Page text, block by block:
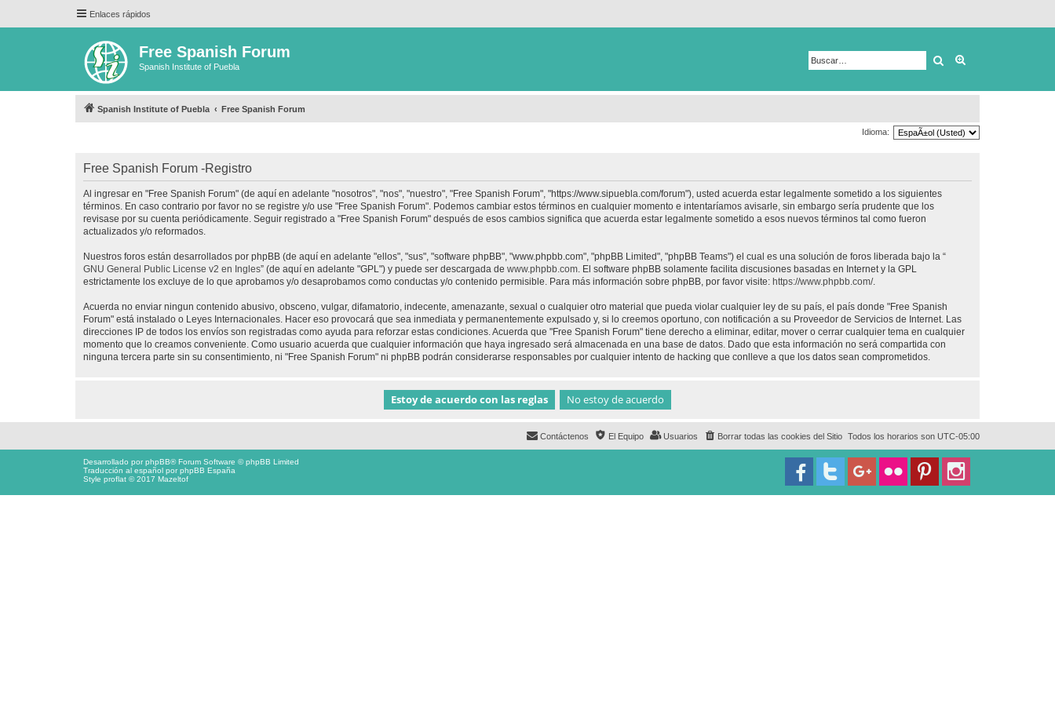
Enlaces rápidos
Free Spanish Forum
Spanish Institute of Puebla Buscar
Spanish Institute of Puebla Free Spanish Forum
Idioma:
Free Spanish Forum -Registro
Al ingresar en "Free Spanish Forum" (de aquí en adelante "nosotros", "nos", "nuestro", "Free Spanish Forum", "https://www.sipuebla.com/forum"), usted acuerda estar legalmente sometido a los siguientes
términos. En caso contrario por favor no se registre y/o use "Free Spanish Forum". Podemos cambiar estos términos en cualquier momento e intentaríamos avisarle, sin embargo sería prudente que los
revisase por su cuenta periódicamente. Seguir registrado a "Free Spanish Forum" después de esos cambios significa que acuerda estar legalmente sometido a esos nuevos términos tal como fueron
actualizados y/o reformados.
Nuestros foros están desarrollados por phpBB (de aquí en adelante "ellos", "sus", "software phpBB", "www.phpbb.com", "phpBB Limited", "phpBB Teams") el cual es una solución de foros liberada bajo la “
GNU General Public License v2 en Ingles” (de aquí en adelante "GPL") y puede ser descargada de www.phpbb.com . El software phpBB solamente facilita discusiones basadas en Internet y la GPL
estrictamente los excluye de lo que aprobamos y/o desaprobamos como conductas y/o contenido permisible. Para más información sobre phpBB, por favor visite: https://www.phpbb.com/.
Acuerda no enviar ningun contenido abusivo, obsceno, vulgar, difamatorio, indecente, amenazante, sexual o cualquier otro material que pueda violar cualquier ley de su país, el país donde "Free Spanish
Forum" está instalado o Leyes Internacionales. Hacer eso provocará que sea inmediata y permanentemente expulsado y, si lo creemos oportuno, con notificación a su Proveedor de Servicios de Internet. Las
direcciones IP de todos los envíos son registradas como ayuda para reforzar estas condiciones. Acuerda que "Free Spanish Forum" tiene derecho a eliminar, editar, mover o cerrar cualquier tema en cualquier
momento que lo creamos conveniente. Como usuario acuerda que cualquier información que haya ingresado será almacenada en una base de datos. Dado que esta información no será compartida con
ninguna tercera parte sin su consentimiento, ni "Free Spanish Forum" ni phpBB podrán considerarse responsables por cualquier intento de hacking que conlleve a que los datos sean comprometidos.
Todos los horarios son UTC-05:00
Borrar todas las cookies del Sitio
Usuarios
El Equipo
Contáctenos
Desarrollado porphpBB® Forum Software © phpBB Limited
Traducción al español porphpBB España
Style proflat © 2017 Mazeltof